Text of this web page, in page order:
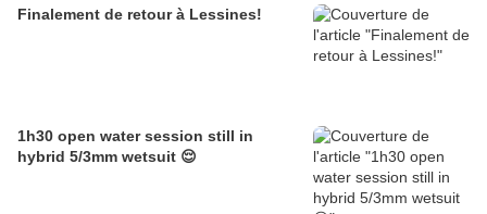
Finalement de retour à Lessines!
1h30 open water session still in
hybrid 5/3mm wetsuit 😌